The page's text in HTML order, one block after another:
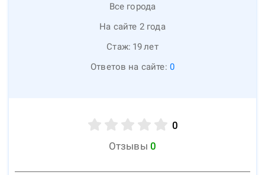
Все города
На сайте 2 года
Стаж: 19лет
Ответов на сайте: 0
0
Отзывы 0